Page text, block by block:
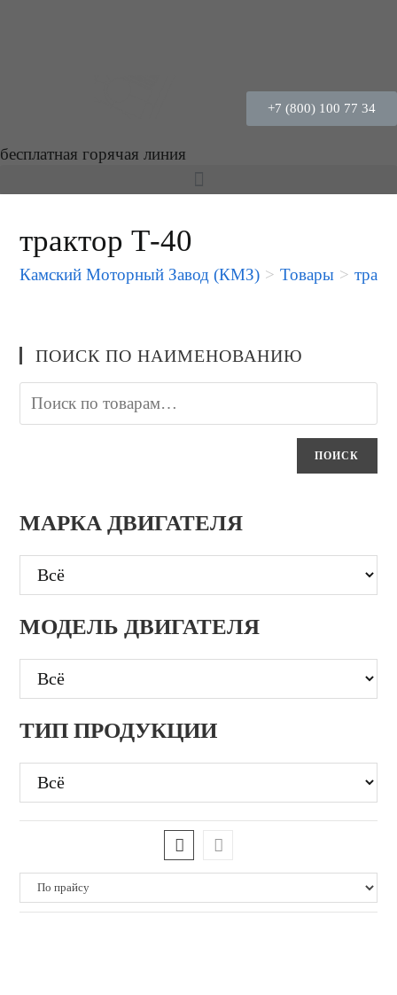
+7 (800) 100 77 34
бесплатная горячая линия
трактор Т-40
Камский Моторный Завод (КМЗ) > Товары >
ПОИСК ПО НАИМЕНОВАНИЮ
ПОИСК
МАРКА ДВИГАТЕЛЯ
МОДЕЛЬ ДВИГАТЕЛЯ
ТИП ПРОДУКЦИИ